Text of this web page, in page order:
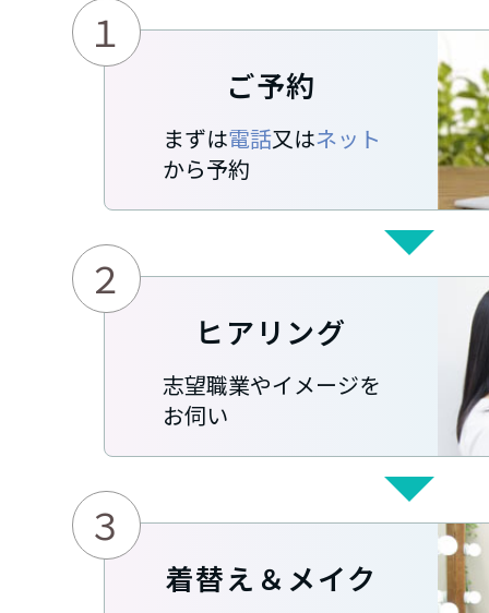
１
ご予約
まずは電話又はネット
から予約
２
ヒアリング
志望職業やイメージを
お伺い
３
着替え＆メイク